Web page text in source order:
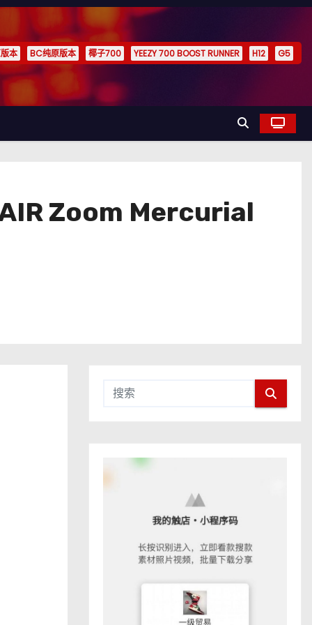
本 BC纯原版本 椰子700 YEEZY 700 BOOST RUNNER H12 G5
Zoom Mercurial